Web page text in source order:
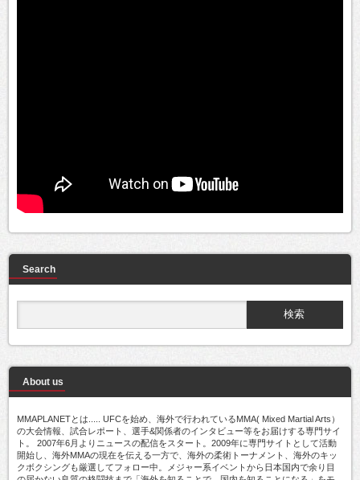
Search
About us
MMAPLANETとは..... UFCを始め、海外で行われているMMA( Mixed Martial Arts）
の大会情報、試合レポート、選手&関係者のインタビュー等をお届けする専門サイ
ト。 2007年6月よりニュースの配信をスタート。2009年に専門サイトとして活動
開始し、海外MMAの現在を伝える一方で、海外の柔術トーナメント、海外のキッ
クボクシングも厳選してフォロー中。メジャー系イベントから日本国内で余り目